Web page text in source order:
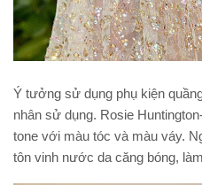
Ý tưởng sử dụng phụ kiện
nhân sử dụng. Rosie
tone với màu tóc và màu váy.
tôn vinh nước da căng bóng,